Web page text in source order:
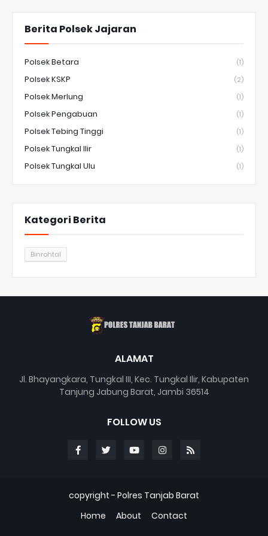
Berita Polsek Jajaran
Polsek Betara (1)
Polsek KSKP (2)
Polsek Merlung (1)
Polsek Pengabuan (1)
Polsek Tebing Tinggi (1)
Polsek Tungkal Ilir (1)
Polsek Tungkal Ulu (1)
Kategori Berita
Binrohtal
ALAMAT
Jl. Bhayangkara, Tungkal III, Kec. Tungkal Ilir, Kabupaten
Tanjung Jabung Barat, Jambi 36514
FOLLOW US
copyright - Polres Tanjab Barat
Home
About Contact